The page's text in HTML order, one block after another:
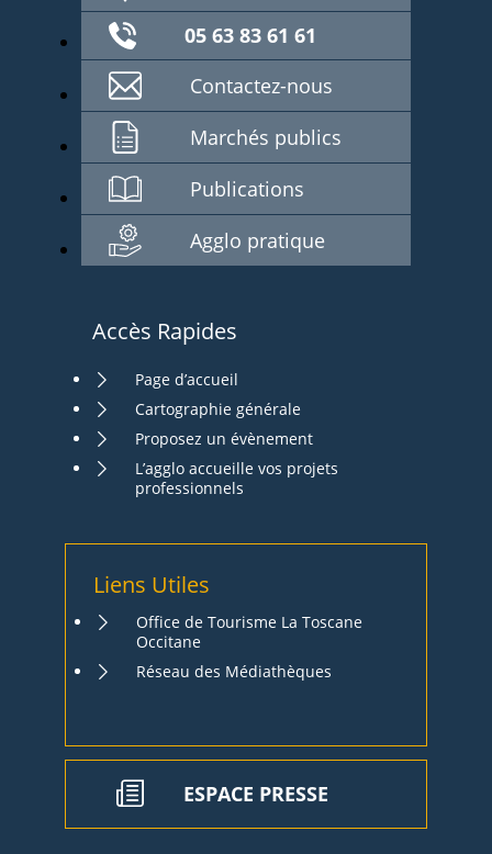
05 63 83 61 61
Contactez-nous
Marchés publics
Publications
Agglo pratique
Accès Rapides
Page d’accueil
Cartographie générale
Proposez un évènement
L’agglo accueille vos projets
professionnels
Liens Utiles
Office de Tourisme La Toscane
Occitane
Réseau des Médiathèques
ESPACE PRESSE